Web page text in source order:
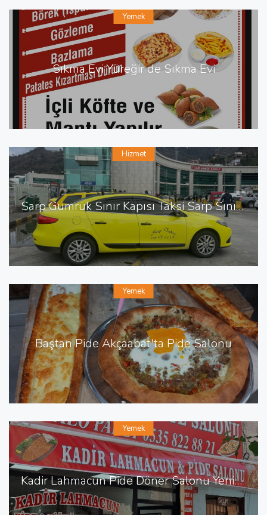
Sıkma Evi Yüreğir de Sıkma Evi
Yemek
Sarp Gümrük Sınır Kapısı Taksi Sarp Sınır Kapısı En Yakın Taksi
Hizmet
Baştan Pide Akçaabat'ta Pide Salonu
Yemek
Kadir Lahmacun Pide Döner Salonu Yenişehir de Lahmacun Pide
Yemek